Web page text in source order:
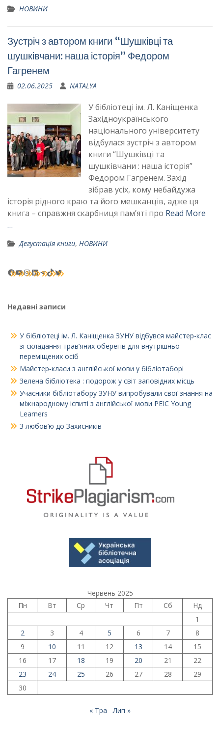
НОВИНИ
Зустріч з автором книги “Шушківці та
шушківчани: наша історія” Федором
Гагренем
02.06.2025 NATALYA
У бібліотеці ім. Л. Каніщенка
Західноукраїнського
національного університету
відбулася зустріч з автором
книги “Шушківці та
шушківчани : наша історія”
Федором Гагренем. Захід
зібрав усіх, кому небайдужа
історія рідного краю та його мешканців, адже ця
книга – справжня скарбниця пам’яті про Read More
…
Дегустація книги, НОВИНИ
Facebook
YouTube
Instagram
LinkedIn
Telegram
TikTok
Twitter
Недавні записи
У бібліотеці ім. Л. Каніщенка ЗУНУ відбувся майстер-клас
зі складання трав’яних оберегів для внутрішньо
переміщених осіб
Майстер‑класи з англійської мови у бібліотаборі
Зелена бібліотека : подорож у світ заповідних місць
Учасники бібліотабору ЗУНУ випробували свої знання на
міжнародному іспиті з англійської мови PEIC Young
Learners
З любов’ю до Захисників
Червень 2025
Пн
Вт Ср Чт Пт Сб
Нд
1
2
3 4 5 6 7
8
9
10 11 12 13 14
15
16
17 18 19 20 21
22
23
24 25 26 27 28
29
30
« Тра Лип »